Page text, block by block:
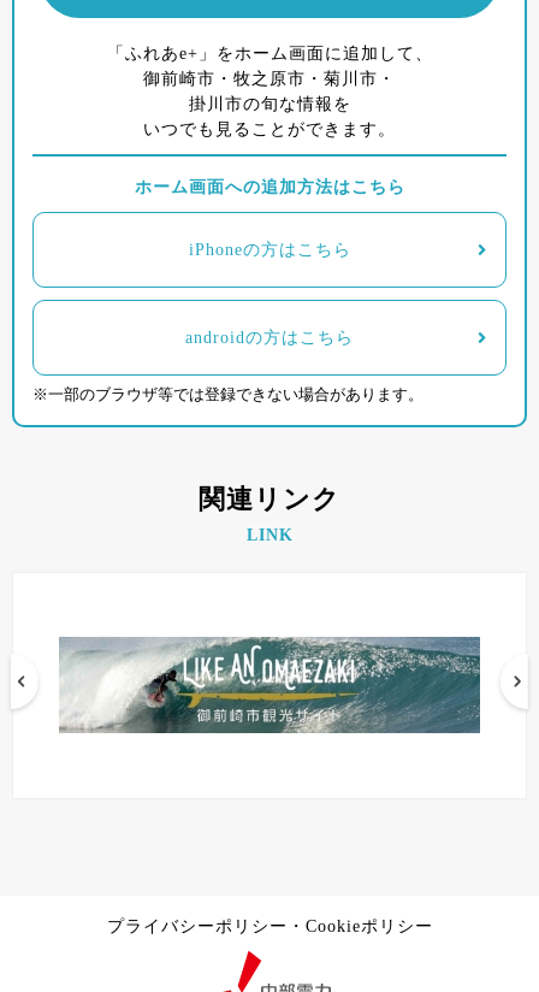
「ふれあe+」をホーム画面に追加して、
御前崎市・牧之原市・菊川市・
掛川市の旬な情報を
いつでも見ることができます。
ホーム画面への追加方法はこちら
iPhoneの方はこちら
androidの方はこちら
※一部のブラウザ等では登録できない場合があります。
関連リンク
LINK
プライバシーポリシー・Cookieポリシー